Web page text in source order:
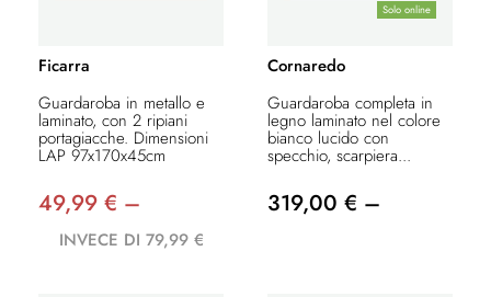
Ficarra
Guardaroba in metallo e
laminato, con 2 ripiani
portagiacche. Dimensioni
LAP 97x170x45cm
49,99 € –
INVECE DI 79,99 €
Solo online
Cornaredo
Guardaroba completa in
legno laminato nel colore
bianco lucido con
specchio, scarpiera...
319,00 € –